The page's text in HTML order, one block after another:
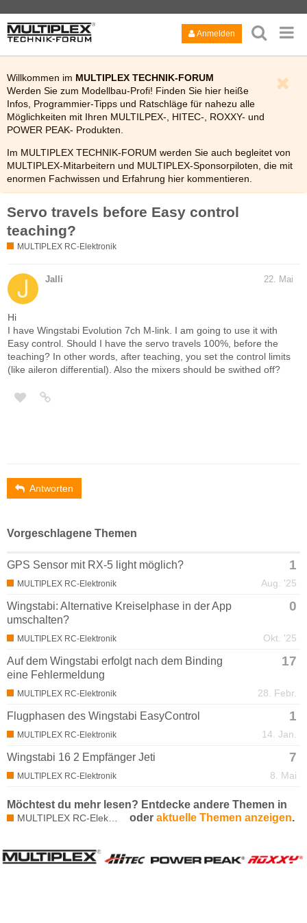
Anmelden
Willkommen im MULTIPLEX TECHNIK-FORUM
Werden Sie zum Modellbau-Profi! Finden Sie hier heiße
Infos, Programmier-Tipps und Ratschläge für nahezu alle
Möglichkeiten mit Ihren MULTILPEX-, HITEC-, ROXXY- und
POWER PEAK- Produkten.
Im MULTIPLEX TECHNIK-FORUM werden Sie auch begleitet von
MULTIPLEX-Mitarbeitern und MULTIPLEX-Sponsorpiloten, die mit
enormen Fachwissen und Erfahrung hier kommentieren.
Bitte lesen Sie auch kurz die
Servo travels before Easy control
teaching?
MULTIPLEX RC-Elektronik
Jalli 22. Mai
Hi
I have Wingstabi Evolution 7ch M-link. I am going to use it with
Easy control. Should I have the servo travels 100%, before the
teaching? In other words, after teaching, you set the control limits
(like aileron differential). Also the mixers should be swithed off?
Antworten
Vorgeschlagene Themen
GPS Sensor mit RX-5 light möglich? 1
Aug. '25
MULTIPLEX RC-Elektronik
Wingstabi: Alternative Kreiselphase in der App
umschalten?
0
Okt. '25
MULTIPLEX RC-Elektronik
Auf dem Wingstabi erfolgt nach dem Binding
eine Fehlermeldung
17
28. Febr.
MULTIPLEX RC-Elektronik
Flugphasen des Wingstabi EasyControl 1
14. Jan.
MULTIPLEX RC-Elektronik
Wingstabi 16 2 Empfänger Jeti 7
8. Mai
MULTIPLEX RC-Elektronik
Möchtest du mehr lesen? Entdecke andere Themen in
oder aktuelle Themen anzeigen.